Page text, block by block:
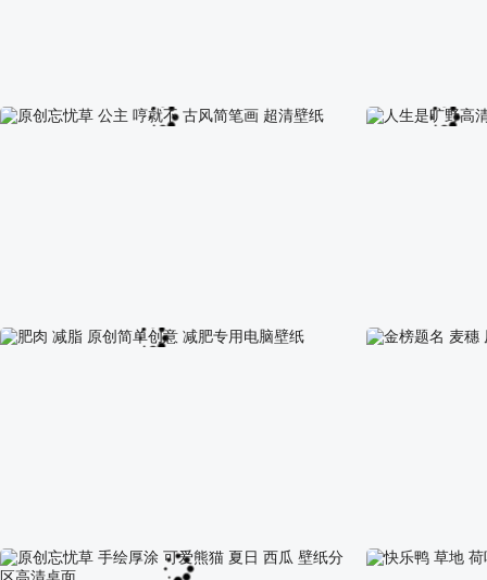
我一直在等一个无心昌的签名 韩湘子 电影八仙 电 电影《八仙》
原创忘忧草 公主 哼就不 古风简笔画 超清壁纸 人生是旷野高清
肥肉 减脂 原创简单创意 减肥专用电脑壁纸 金榜题名 麦穗